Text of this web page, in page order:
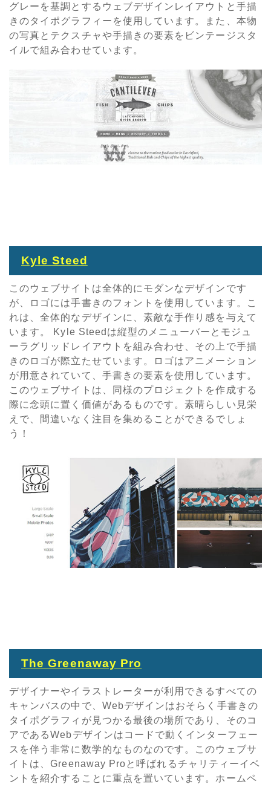
グレーを基調とするウェブデザインレイアウトと手描
きのタイポグラフィーを使用しています。また、本物
の写真とテクスチャや手描きの要素をビンテージスタ
イルで組み合わせています。
Kyle Steed
このウェブサイトは全体的にモダンなデザインです
が、ロゴには手書きのフォントを使用しています。こ
れは、全体的なデザインに、素敵な手作り感を与えて
います。 Kyle Steedは縦型のメニューバーとモジュ
ーラグリッドレイアウトを組み合わせ、その上で手描
きのロゴが際立たせています。ロゴはアニメーション
が用意されていて、手書きの要素を使用しています。
このウェブサイトは、同様のプロジェクトを作成する
際に念頭に置く価値があるものです。素晴らしい見栄
えで、間違いなく注目を集めることができるでしょ
う！
The Greenaway Pro
デザイナーやイラストレーターが利用できるすべての
キャンバスの中で、Webデザインはおそらく手書きの
タイポグラフィが見つかる最後の場所であり、そのコ
アであるWebデザインはコードで動くインターフェー
スを伴う非常に数学的なものなのです。このウェブサ
イトは、Greenaway Proと呼ばれるチャリティーイベ
ントを紹介することに重点を置いています。ホームペ